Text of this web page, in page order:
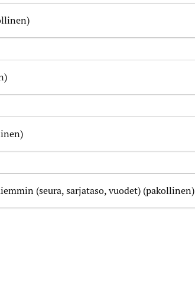
(seura, sarjataso, vuodet) (pakollinen)